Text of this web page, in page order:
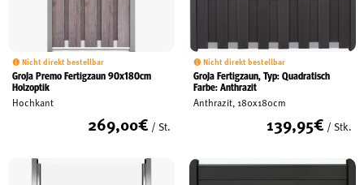
Kataloge
Service
Kontakt & Anfahrt
Nicht direkt bestellbar
GroJa Premo Fertigzaun 90x180cm
Holzoptik
Hochkant
269,00€ / St.
Nicht direkt bestellbar
GroJa Fertigzaun, Typ: Quadratisch
Farbe: Anthrazit
Anthrazit, 180x180cm
139,95€ / Stk.